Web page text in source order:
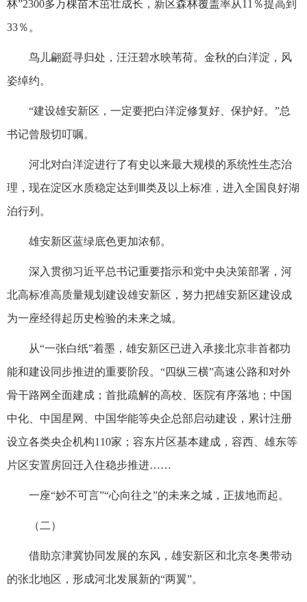
林”2300多万棵苗木茁壮成长，新区森林覆盖率从11％提高到
33％。
鸟儿翩跹寻归处，汪汪碧水映苇荷。金秋的白洋淀，风
姿绰约。
“建设雄安新区，一定要把白洋淀修复好、保护好。”总
书记曾殷切叮嘱。
河北对白洋淀进行了有史以来最大规模的系统性生态治
理，现在淀区水质稳定达到Ⅲ类及以上标准，进入全国良好湖
泊行列。
雄安新区蓝绿底色更加浓郁。
深入贯彻习近平总书记重要指示和党中央决策部署，河
北高标准高质量规划建设雄安新区，努力把雄安新区建设成
为一座经得起历史检验的未来之城。
从“一张白纸”着墨，雄安新区已进入承接北京非首都功
能和建设同步推进的重要阶段。“四纵三横”高速公路和对外
骨干路网全面建成；首批疏解的高校、医院有序落地；中国
中化、中国星网、中国华能等央企总部启动建设，累计注册
设立各类央企机构110家；容东片区基本建成，容西、雄东等
片区安置房回迁入住稳步推进……
一座“妙不可言”“心向往之”的未来之城，正拔地而起。
（二）
借助京津冀协同发展的东风，雄安新区和北京冬奥带动
的张北地区，形成河北发展新的“两翼”。